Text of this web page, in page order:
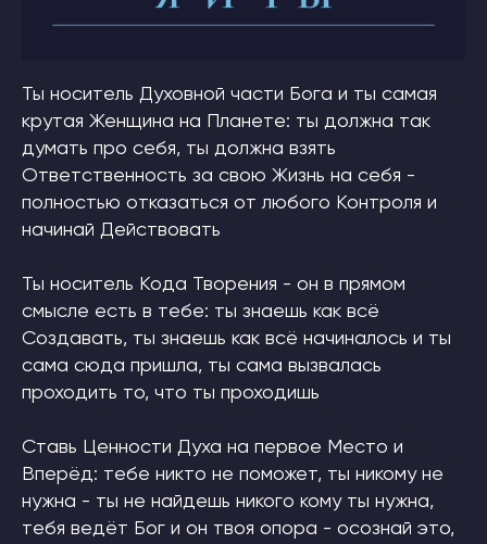
Ты носитель Духовной части Бога и ты самая
крутая Женщина на Планете: ты должна так
думать про себя, ты должна взять
Ответственность за свою Жизнь на себя -
полностью отказаться от любого Контроля и
начинай Действовать
Ты носитель Кода Творения - он в прямом
смысле есть в тебе: ты знаешь как всё
Создавать, ты знаешь как всё начиналось и ты
сама сюда пришла, ты сама вызвалась
проходить то, что ты проходишь
Ставь Ценности Духа на первое Место и
Вперёд: тебе никто не поможет, ты никому не
нужна - ты не найдешь никого кому ты нужна,
тебя ведёт Бог и он твоя опора - осознай это,